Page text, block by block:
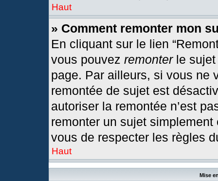
Haut
» Comment remonter mon
En cliquant sur le lien
vous pouvez remonterle sujet
page. Par ailleurs, si vous ne
remontée de sujet est
autoriser la remontée n’est
remonter un sujet
vous de respecter les règles
Haut
Mise